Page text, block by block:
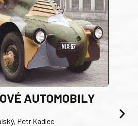
AUTOMOBILY
Petr Kadlec